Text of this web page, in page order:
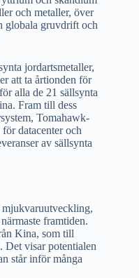
och metaller, över
globala gruvdrift och
jordartsmetaller,
att ta årtionden för
alla de 21 sällsynta
Fram till dess
Tomahawk-
datacenter och
av sällsynta
framtiden.
Kina, som till
Det visar potentialen
står inför många